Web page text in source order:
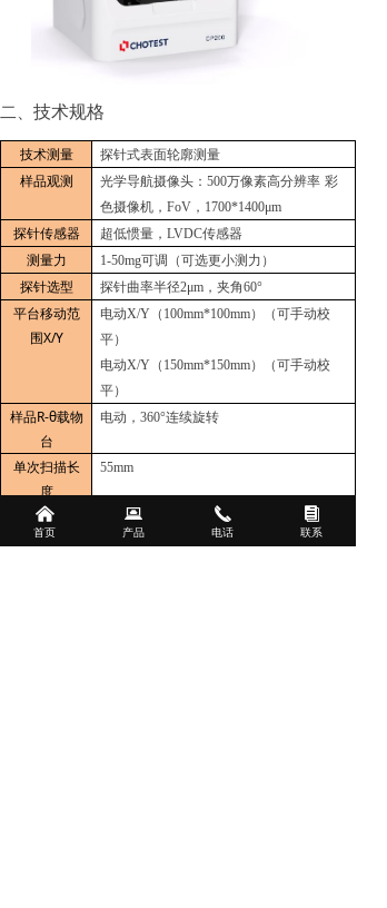
二、 技术规格
技术测量 探针式表面轮廓测量
样品观测 光学导航摄像头： 500万像素高分辨率 彩
色摄像机， FoV ， 1700*1400μm
探针传感器 超低惯量， LVDC传感器
测量力 1-50mg可调（可选更小测力）
探针选型 探针曲率半径2μm ，夹角60°
平台移动范
围X/Y
电动X/Y （ 100mm*100mm）（可手动校
平）
电动X/Y （ 150mm*150mm）（可手动校
平）
样品R-θ载物
台
电动， 360°连续旋转
单次扫描长
度
55mm
最大样品厚
度
50mm
낀
首页
뀵
产品
끅
电话
뀴
联系